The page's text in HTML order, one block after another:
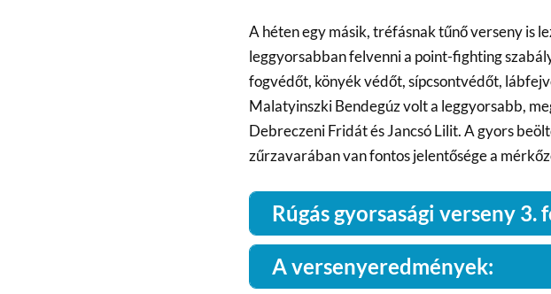
A héten egy másik, tréfásnak tűnő verseny is
leggyorsabban felvenni a point-fighting
fogvédőt, könyék védőt, sípcsontvédőt,
Malatyinszki Bendegúz volt a leggyorsabb,
Debreczeni Fridát és Jancsó Lilit. A gyors
zűrzavarában van fontos jelentősége a
Rúgás gyorsasági verseny
A versenyeredmények: